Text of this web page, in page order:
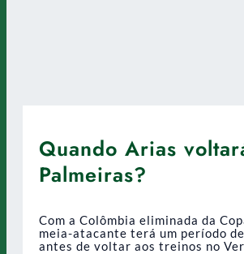
Quando Arias
Palmeiras?
Com a Colômbia eliminada da
meia-atacante terá um período
antes de voltar aos treinos no